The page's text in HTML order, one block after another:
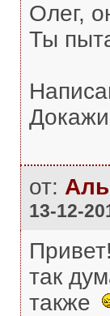
Олег,
Ты
от:
13-12-
так
также